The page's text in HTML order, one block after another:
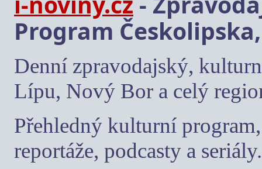
Program
Denní zpravodajský,
Lípu, Nový Bor a celý
Přehledný kulturní
reportáže, podcasty a seriály.